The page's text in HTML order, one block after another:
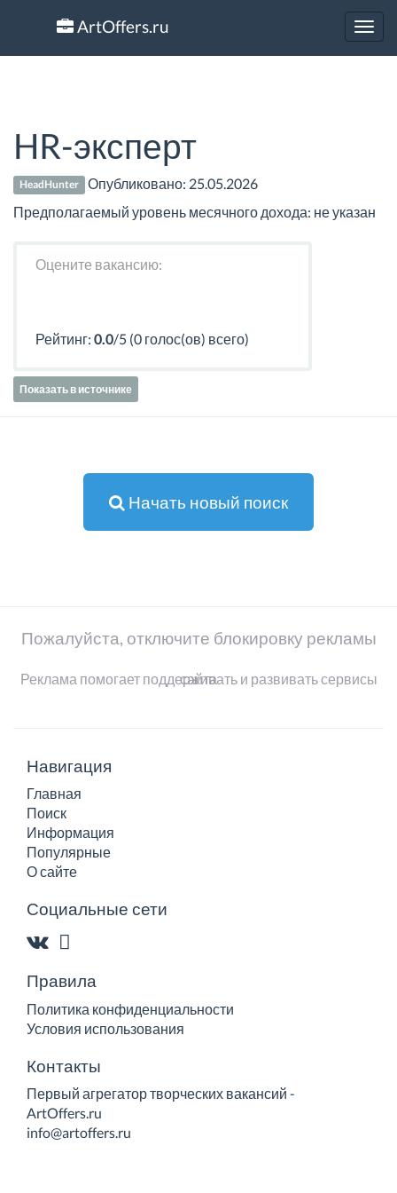
ArtOffers.ru
HR-эксперт
HeadHunter Опубликовано: 25.05.2026
Предполагаемый уровень месячного дохода: не указан
Оцените вакансию:
Рейтинг: 0.0/5 (0 голос(ов) всего)
Показать в источнике
Начать новый поиск
Пожалуйста, отключите блокировку рекламы
Реклама помогает поддерживать и развивать сервисы сайта
Навигация
Главная
Поиск
Информация
Популярные
О сайте
Социальные сети
Правила
Политика конфиденциальности
Условия использования
Контакты
Первый агрегатор творческих вакансий -
ArtOffers.ru
info@artoffers.ru